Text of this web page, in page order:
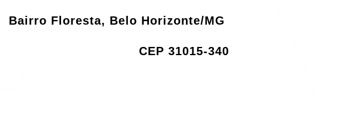
Bairro Floresta, Belo Horizonte/MG
CEP 31015-340